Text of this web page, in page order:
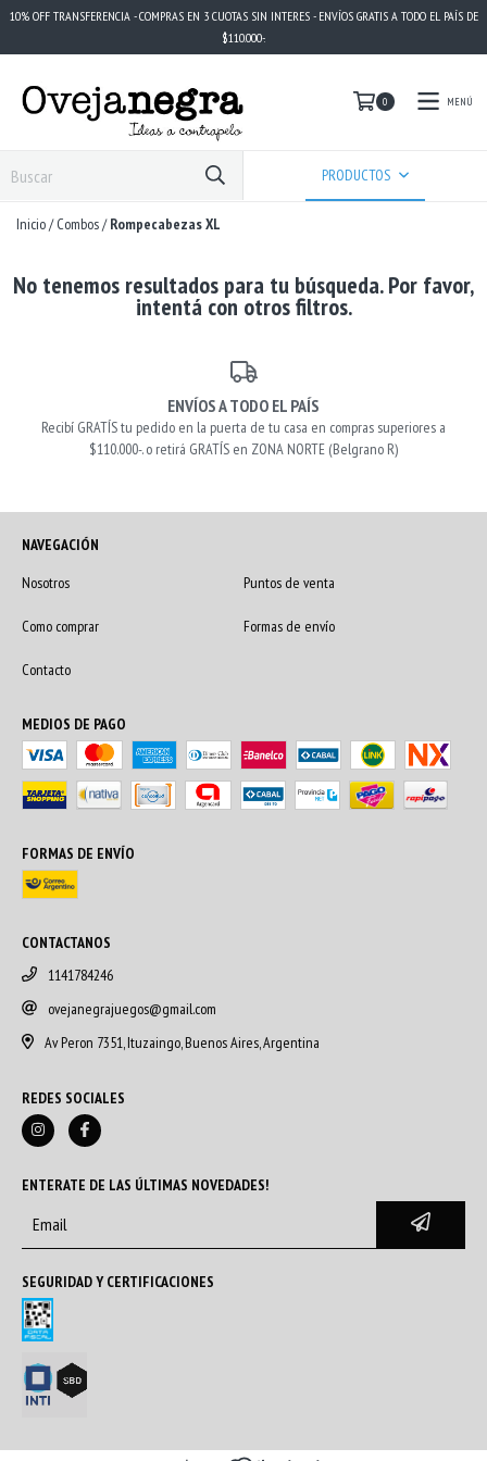
10% OFF TRANSFERENCIA - COMPRAS EN 3 CUOTAS SIN INTERES - ENVÍOS GRATIS A TODO EL PAÍS DE
$110.000-.
0 MENÚ
PRODUCTOS
Inicio/ Combos/ Rompecabezas XL
No tenemos resultados para tu búsqueda. Por favor,
intentá con otros filtros.
ENVÍOS A TODO EL PAÍS
Recibí GRATÍS tu pedido en la puerta de tu casa en compras superiores a
$110.000-. o retirá GRATÍS en ZONA NORTE (Belgrano R)
NAVEGACIÓN
Nosotros
Puntos de venta
Como comprar Formas de envío
Contacto
MEDIOS DE PAGO
FORMAS DE ENVÍO
CONTACTANOS
1141784246
ovejanegrajuegos@gmail.com
Av Peron 7351, Ituzaingo, Buenos Aires, Argentina
REDES SOCIALES
ENTERATE DE LAS ÚLTIMAS NOVEDADES!
SEGURIDAD Y CERTIFICACIONES